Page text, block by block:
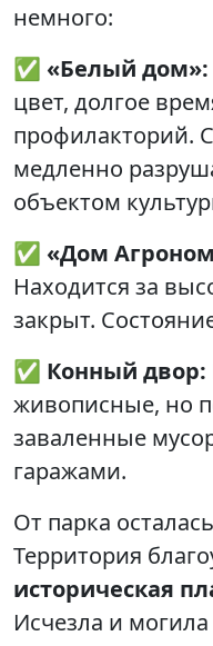
немного:
✅ «Белый дом»:
цвет, долгое
профилакторий.
медленно
объектом
✅ «Дом
Находится за
закрыт.
✅ Конный двор:
живописные, но
заваленные
гаражами.
От парка
Территория
историческая
Исчезла и